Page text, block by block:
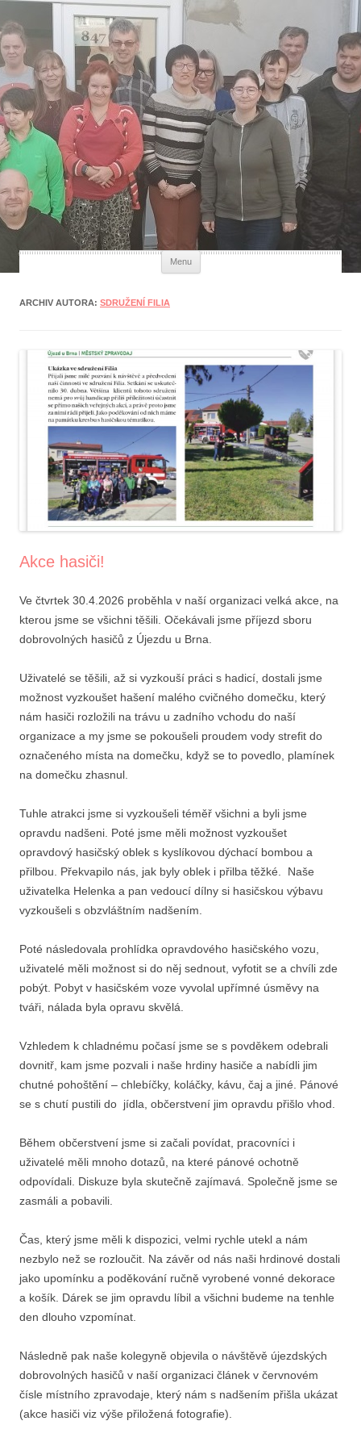
Každý člověk má svou hodnotu
Menu Přejít k obsahu webu
ARCHIV AUTORA: SDRUŽENÍ FILIA
Akce hasiči!
Ve čtvrtek 30.4.2026 proběhla v naší organizaci velká akce, na
kterou jsme se všichni těšili. Očekávali jsme příjezd sboru
dobrovolných hasičů z Újezdu u Brna.
Uživatelé se těšili, až si vyzkouší práci s hadicí, dostali jsme
možnost vyzkoušet hašení malého cvičného domečku, který
nám hasiči rozložili na trávu u zadního vchodu do naší
organizace a my jsme se pokoušeli proudem vody strefit do
označeného místa na domečku, když se to povedlo, plamínek
na domečku zhasnul.
Tuhle atrakci jsme si vyzkoušeli téměř všichni a byli jsme
opravdu nadšeni. Poté jsme měli možnost vyzkoušet
opravdový hasičský oblek s kyslíkovou dýchací bombou a
přilbou. Překvapilo nás, jak byly oblek i přilba těžké. Naše
uživatelka Helenka a pan vedoucí dílny si hasičskou výbavu
vyzkoušeli s obzvláštním nadšením.
Poté následovala prohlídka opravdového hasičského vozu,
uživatelé měli možnost si do něj sednout, vyfotit se a chvíli zde
pobýt. Pobyt v hasičském voze vyvolal upřímné úsměvy na
tváři, nálada byla opravu skvělá.
Vzhledem k chladnému počasí jsme se s povděkem odebrali
dovnitř, kam jsme pozvali i naše hrdiny hasiče a nabídli jim
chutné pohoštění – chlebíčky, koláčky, kávu, čaj a jiné. Pánové
se s chutí pustili do jídla, občerstvení jim opravdu přišlo vhod.
Během občerstvení jsme si začali povídat, pracovníci i
uživatelé měli mnoho dotazů, na které pánové ochotně
odpovídali. Diskuze byla skutečně zajímavá. Společně jsme se
zasmáli a pobavili.
Čas, který jsme měli k dispozici, velmi rychle utekl a nám
nezbylo než se rozloučit. Na závěr od nás naši hrdinové dostali
jako upomínku a poděkování ručně vyrobené vonné dekorace
a košík. Dárek se jim opravdu líbil a všichni budeme na tenhle
den dlouho vzpomínat.
Následně pak naše kolegyně objevila o návštěvě újezdských
dobrovolných hasičů v naší organizaci článek v červnovém
čísle místního zpravodaje, který nám s nadšením přišla ukázat
(akce hasiči viz výše přiložená fotografie).